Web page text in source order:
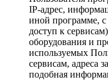
IP-адрес,
иной программе,
доступ к
оборудования и
используемых
сервисам, адреса
подобная